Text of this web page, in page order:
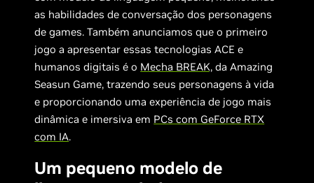
as habilidades de conversação dos personagens
de games. Também anunciamos que o primeiro
jogo a apresentar essas tecnologias ACE e
humanos digitais é o Mecha BREAK, da Amazing
Seasun Game, trazendo seus personagens à vida
e proporcionando uma experiência de jogo mais
dinâmica e imersiva em PCs com GeForce RTX
com IA.
Um pequeno modelo de